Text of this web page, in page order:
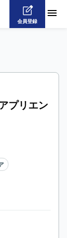
会員登録
プリエン